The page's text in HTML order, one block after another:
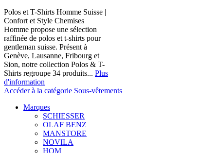
Polos et T-Shirts Homme Suisse |
Confort et Style Chemises
Homme propose une sélection
raffinée de polos et t-shirts pour
gentleman suisse. Présent à
Genève, Lausanne, Fribourg et
Sion, notre collection Polos & T-
Shirts regroupe 34 produits... Plus
d'information
Accéder à la catégorie Sous-vêtements
Marques
SCHIESSER
OLAF BENZ
MANSTORE
NOVILA
HOM